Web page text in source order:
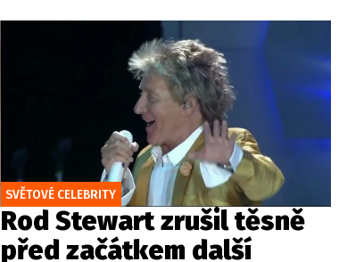
statisícům diváků na tanečním parketu.
SVĚTOVÉ CELEBRITY
Rod Stewart zrušil těsně
před začátkem další